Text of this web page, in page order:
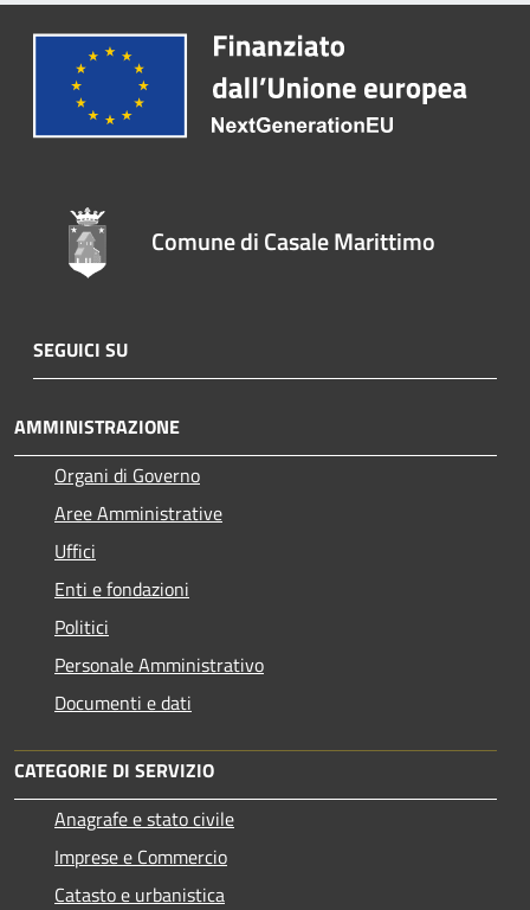
Comune di Casale Marittimo
SEGUICI SU
AMMINISTRAZIONE
Organi di Governo
Aree Amministrative
Uffici
Enti e fondazioni
Politici
Personale Amministrativo
Documenti e dati
CATEGORIE DI SERVIZIO
Anagrafe e stato civile
Imprese e Commercio
Catasto e urbanistica